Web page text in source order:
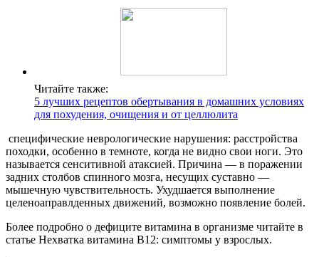
Читайте также:
5 лучших рецептов обертывания в домашних условиях
для похудения, очищения и от целлюлита
специфические неврологические нарушения: расстройства
походки, особенно в темноте, когда не видно свои ноги. Это
называется сенситивной атаксией. Причина — в поражении
задних столбов спинного мозга, несущих суставно —
мышечную чувствительность. Ухудшается выполнение
целеноаправлденных движений, возможно появление болей.
Более подробно о дефиците витамина в организме читайте в
статье Нехватка витамина В12: симптомы у взрослых.